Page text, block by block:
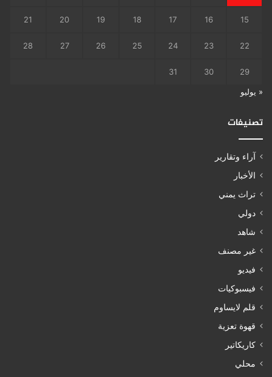
15
16
17
18
19
20
21
22
23
24
25
26
27
28
29
30
31
« يوليو
تصنيفات
آراء وتقارير
الأخبار
تراث يمني
دولي
شاهد
غير مصنف
فيديو
فيسبوكيات
قلم لايساوم
قهوة تعزية
كاريكاتير
محلي